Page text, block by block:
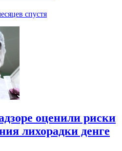
спустя
оценили риски
лихорадки денге